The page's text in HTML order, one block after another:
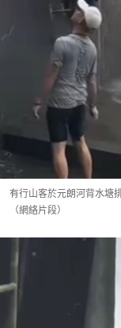
有行山客於元朗河背水塘
（網絡片段）